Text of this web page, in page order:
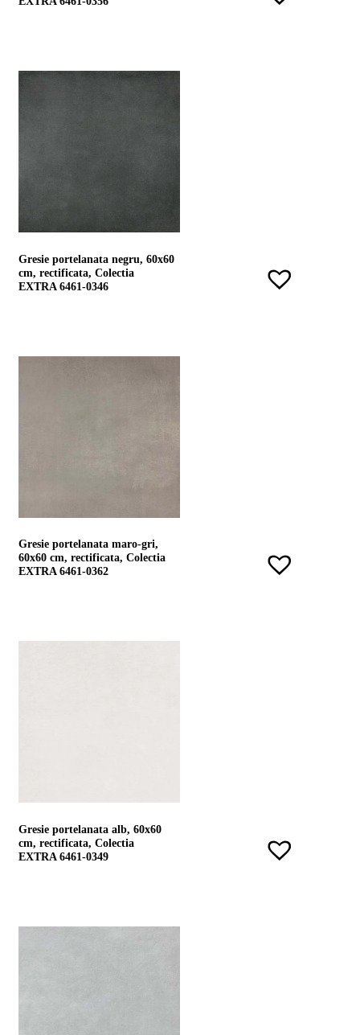
Gresie portelanata negru, 60x60
cm, rectificata, Colectia
EXTRA 6461-0346
Gresie portelanata maro-gri,
60x60 cm, rectificata, Colectia
EXTRA 6461-0362
Gresie portelanata alb, 60x60
cm, rectificata, Colectia
EXTRA 6461-0349